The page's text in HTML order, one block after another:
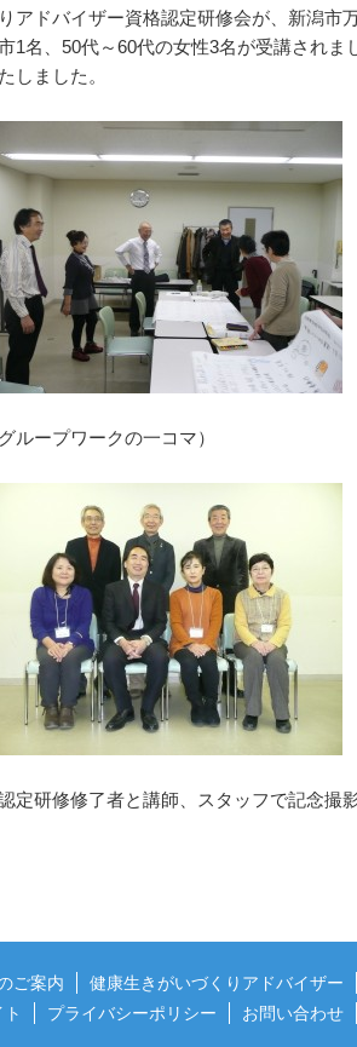
アドバイザー資格認定研修会が、新潟市
1名、50代～60代の女性3名が受講され
しました。
グループワークの一コマ）
認定研修修了者と講師、スタッフで記念撮影
ご案内
健康生きがいづくりアドバイザー
プライバシーポリシー お問い合わせ